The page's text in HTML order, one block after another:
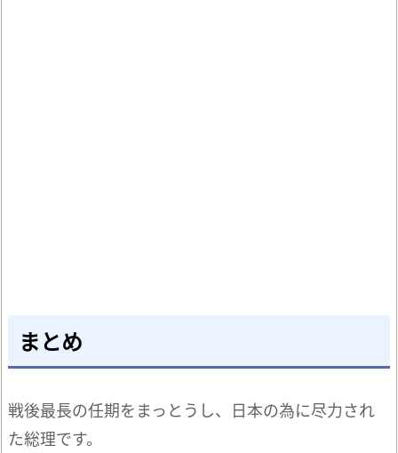
まとめ
戦後最長の任期をまっとうし、日本の為に尽力され
た総理です。